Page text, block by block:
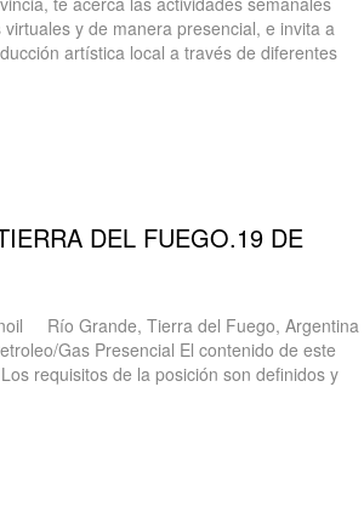
y de manera presencial, e invita a
artística local a través de diferentes
DEL FUEGO.19 DE
Río Grande, Tierra del Fuego, Argentina
Gas Presencial El contenido de este
requisitos de la posición son definidos y